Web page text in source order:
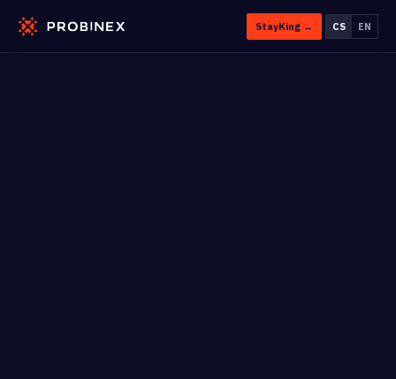
StayKing → CS EN